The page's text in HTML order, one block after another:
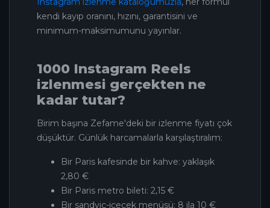
kendi kayıp oranını, hızını, garantisini ve
minimum-maksimumunu yayınlar.
1000 Instagram Reels
izlenmesi gerçekten ne
kadar tutar?
Birim başına Zefame'deki bir izlenme fiyatı çok
düşüktür. Günlük harcamalarla karşılaştıralım:
Bir Paris kafesinde bir kahve: yaklaşık
2,80 €
Bir Paris metro bileti: 2,15 €
Bir sandviç-içecek menüsü: 8 ila 10 €